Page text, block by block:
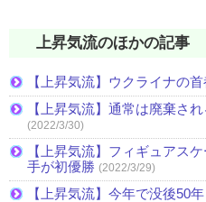
上昇気流のほかの記事
【上昇気流】ウクライナの
【上昇気流】通常は廃棄さ
(2022/3/30)
【上昇気流】フィギュアス
手が初優勝 (2022/3/29)
【上昇気流】今年で没後50